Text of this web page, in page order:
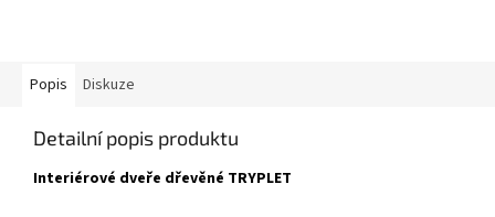
Popis Diskuze
Detailní popis produktu
Interiérové dveře dřevěné TRYPLET